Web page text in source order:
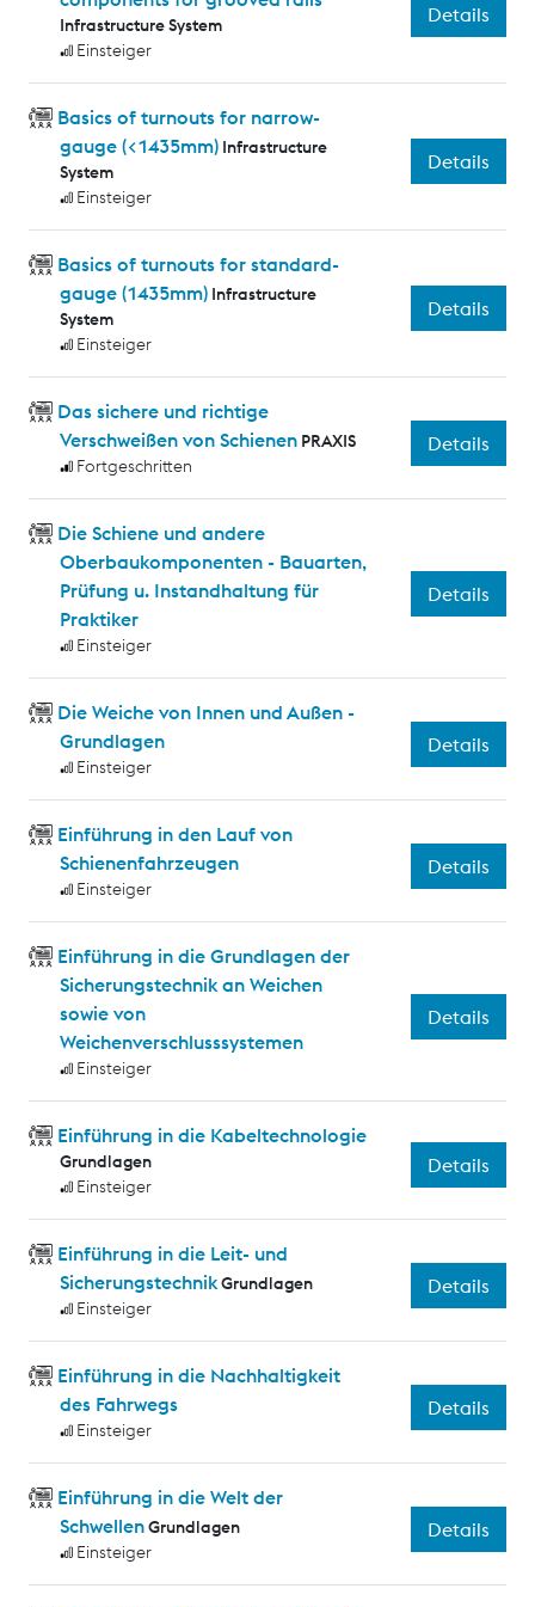
Infrastructure System
Einsteiger
Details
Basics of turnouts for narrow-
gauge (<1435mm) Infrastructure
System
Einsteiger
Details
Basics of turnouts for standard-
gauge (1435mm) Infrastructure
System
Einsteiger
Details
Das sichere und richtige
Verschweißen von Schienen PRAXIS
Fortgeschritten
Details
Die Schiene und andere
Oberbaukomponenten - Bauarten,
Prüfung u. Instandhaltung für
Praktiker
Einsteiger
Details
Die Weiche von Innen und Außen -
Grundlagen
Einsteiger
Details
Einführung in den Lauf von
Schienenfahrzeugen
Einsteiger
Details
Einführung in die Grundlagen der
Sicherungstechnik an Weichen
sowie von
Weichenverschlusssystemen
Einsteiger
Details
Einführung in die Kabeltechnologie
Grundlagen
Einsteiger
Details
Einführung in die Leit- und
SicherungstechnikGrundlagen
Einsteiger
Details
Einführung in die Nachhaltigkeit
des Fahrwegs
Einsteiger
Details
Einführung in die Welt der
SchwellenGrundlagen
Einsteiger
Details